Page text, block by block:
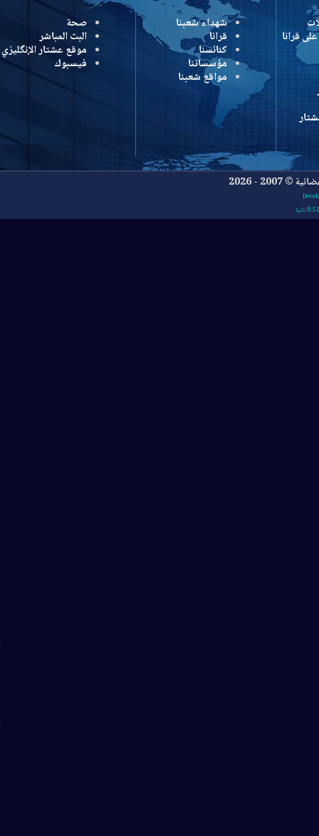
شهداء شعبنا
قرانا
كنائسنا
مؤسساتنا
مواقع شعبنا
صحة
البث المباشر
موقع عشتار الإنگليزي
فيسبوك
2026